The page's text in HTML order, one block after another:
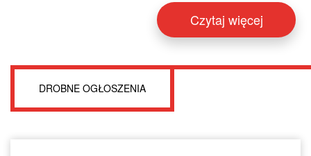
Czytaj więcej
DROBNE OGŁOSZENIA